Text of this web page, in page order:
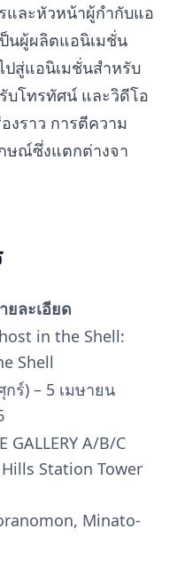
และหัวหน้าผู้กำกับแอ
ป็นผู้ผลิตแอนิเมชั่น
ปสู่แอนิเมชั่นสำหรับ
บโทรทัศน์ และวิดีโอ
งราว การตีความ
ษณ์ซึ่งแตกต่างจา
ยละเอียด
in the Shell:
Shell
ร์) – 5 เมษายน
GALLERY A/B/C
Station Tower
Minato-